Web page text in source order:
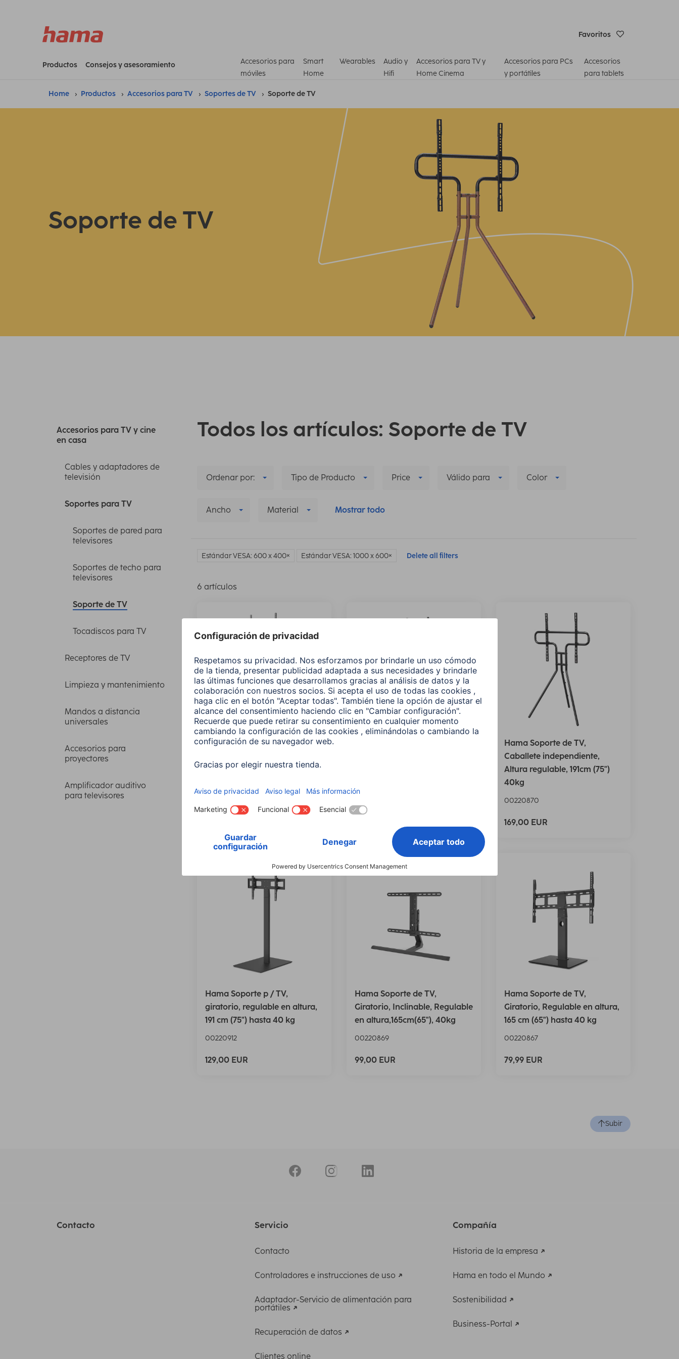
Favoritos
Productos Consejos y asesoramiento
Accesorios para
móviles
Smart
Home
Wearables
Audio y
Hifi
Accesorios para TV y
Home Cinema
Accesorios para PCs
y portátiles
Accesorios
para tablets
Home Productos Accesorios para TV Soportes de TV Soporte de TV
Soporte de TV
Accesorios para TV y cine
en casa
Cables y adaptadores de
televisión
Soportes para TV
Soportes de pared para
televisores
Soportes de techo para
televisores
Soporte de TV
Tocadiscos para TV
Receptores de TV
Limpieza y mantenimiento
Mandos a distancia
universales
Accesorios para
proyectores
Amplificador auditivo
para televisores
Todos los artículos: Soporte de TV
Ordenar por: Tipo de Producto Price Válido para Color
Ancho Material Mostrar todo
Estándar VESA: 600 x 400 Estándar VESA: 1000 x 600 Delete all filters
6 artículos
Hama Soporte TV "Trolley"
100x600, Negro
00118090 00220874
Hama Soporte de TV,
Caballete independiente,
Altura regulable, 191cm (75")
40kg
00220870
169,00 EUR
Hama Soporte p / TV,
giratorio, regulable en altura,
191 cm (75") hasta 40 kg
00220912
129,00 EUR
Hama Soporte de TV,
Giratorio, Inclinable, Regulable
en altura,165cm(65"), 40kg
00220869
99,00 EUR
Hama Soporte de TV,
Giratorio, Regulable en altura,
165 cm (65") hasta 40 kg
00220867
79,99 EUR
Subir
Contacto Servicio
Contacto
Controladores e instrucciones de uso
Adaptador-Servicio de alimentación para
portátiles
Recuperación de datos
Clientes online
Compañía
Historia de la empresa
Hama en todo el Mundo
Sostenibilidad
Business-Portal